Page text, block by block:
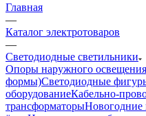
Главная
—
Каталог электротоваров
—
Светодиодные светильники
Опоры наружного освещения
формы)Светодиодные
оборудованиеКабельно-
трансформаторыНовогодние